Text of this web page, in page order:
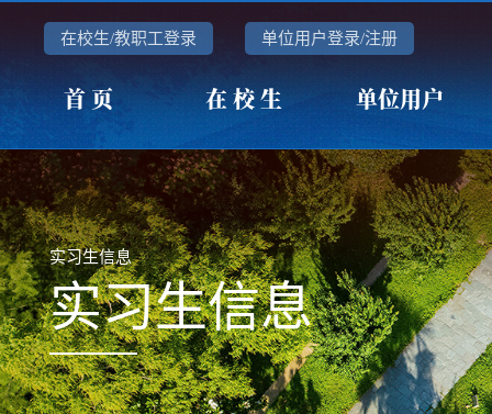
在校生/教职工登录 单位用户登录/注册
首 页 在 校 生 单位用户
实习生信息
实习生信息